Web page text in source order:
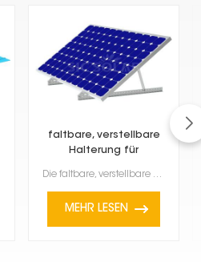
faltbare, verstellbare
Halterung für
Die faltbare, verstellbare Neigungshalterung für Solarpaneele ist eine praktische Möglichkeit, Ihre ...
MEHR LESEN